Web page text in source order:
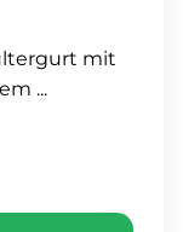
mit
...